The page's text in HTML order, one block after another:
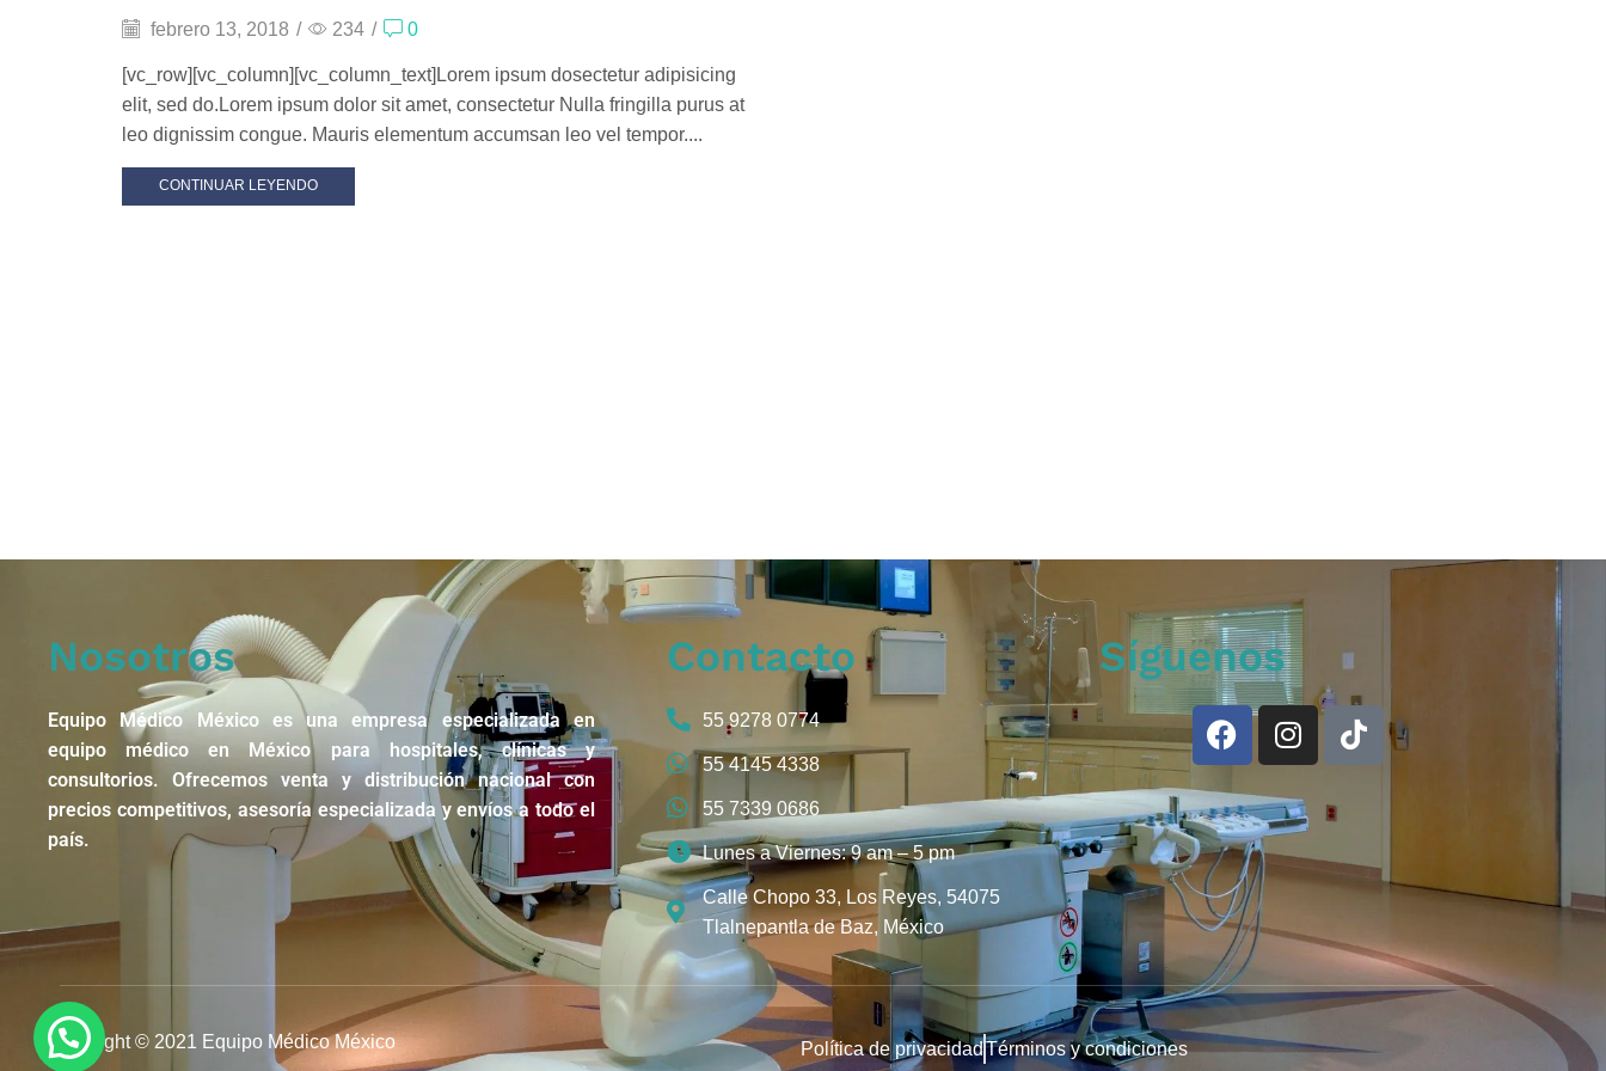
febrero 13, 2018 / 234 / 0
[vc_row][vc_column][vc_column_text]Lorem ipsum dosectetur adipisicing
elit, sed do.Lorem ipsum dolor sit amet, consectetur Nulla fringilla purus at
leo dignissim congue. Mauris elementum accumsan leo vel tempor....
CONTINUAR LEYENDO
Nosotros
Equipo Médico México es una empresa especializada en
equipo médico en México para hospitales, clínicas y
consultorios. Ofrecemos venta y distribución nacional con
precios competitivos, asesoría especializada y envíos a todo el
país.
Contacto
55 9278 0774
55 4145 4338
55 7339 0686
Lunes a Viernes: 9 am – 5 pm
Calle Chopo 33, Los Reyes, 54075
Tlalnepantla de Baz, México
Síguenos
Copyright © 2021 Equipo Médico México Política de privacidadTérminos y condiciones